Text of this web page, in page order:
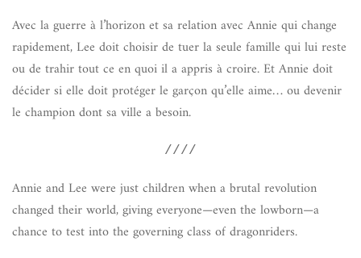
Avec la guerre à l’horizon et sa relation avec Annie qui change
rapidement, Lee doit choisir de tuer la seule famille qui lui reste
ou de trahir tout ce en quoi il a appris à croire. Et Annie doit
décider si elle doit protéger le garçon qu’elle aime… ou devenir
le champion dont sa ville a besoin.
////
Annie and Lee were just children when a brutal revolution
changed their world, giving everyone—even the lowborn—a
chance to test into the governing class of dragonriders.